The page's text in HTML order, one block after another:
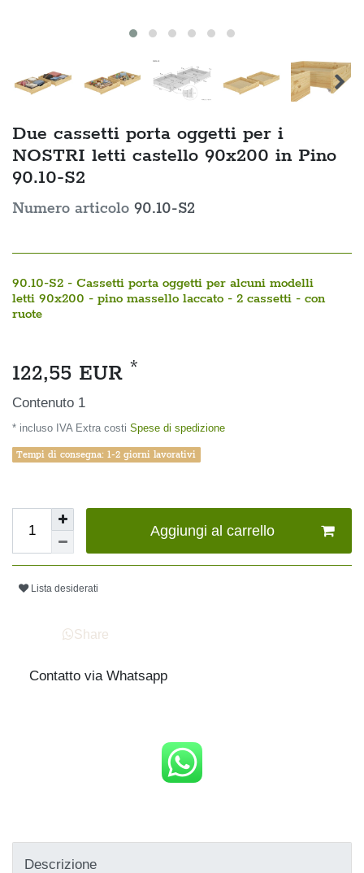
Due cassetti porta oggetti per i
NOSTRI letti castello 90x200 in Pino
90.10-S2
Numero articolo 90.10-S2
90.10-S2 - Cassetti porta oggetti per alcuni modelli
letti 90x200 - pino massello laccato - 2 cassetti - con
ruote
122,55 EUR *
Contenuto 1
* incluso IVA Extra costi Spese di spedizione
Tempi di consegna: 1-2 giorni lavorativi
Aggiungi al carrello
Lista desiderati
Share
Contatto via Whatsapp
Descrizione